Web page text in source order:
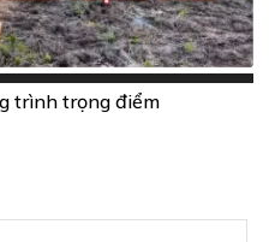
trình trọng điểm